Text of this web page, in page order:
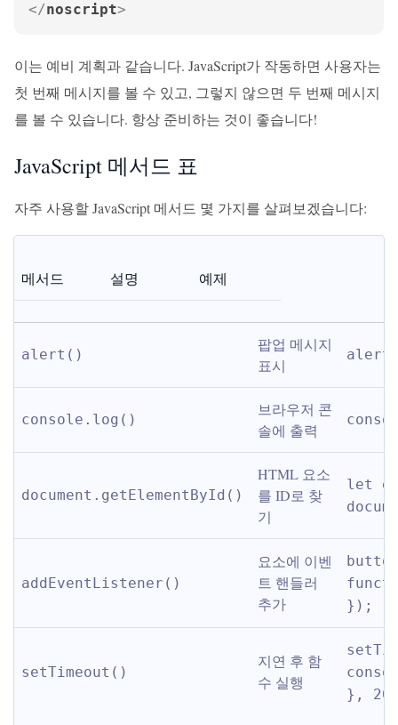
</noscript>
이는 예비 계획과 같습니다. JavaScript가 작동하면 사용자는
첫 번째 메시지를 볼 수 있고, 그렇지 않으면 두 번째 메시지
를 볼 수 있습니다. 항상 준비하는 것이 좋습니다!
JavaScript 메서드 표
자주 사용할 JavaScript 메서드 몇 가지를 살펴보겠습니다:
메서드 설명 예제
alert()
팝업 메시지
표시
console.log()
브라우저 콘
솔에 출력
document.getElementById()
HTML 요소
를 ID로 찾
기
let
addEventListener()
요소에 이벤
트 핸들러
추가
});
setTimeout()
지연 후 함
수 실행
},